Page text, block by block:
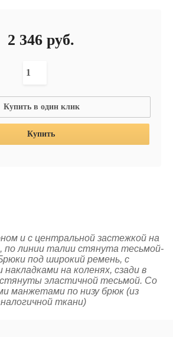
2 346руб.
Купить в один клик
Купить
и с центральной застежкой на
по линии талии стянута тесьмой-
под широкий ремень, с
на коленях, сзади в
эластичной тесьмой. Со
манжетами по низу брюк (из
ткани)